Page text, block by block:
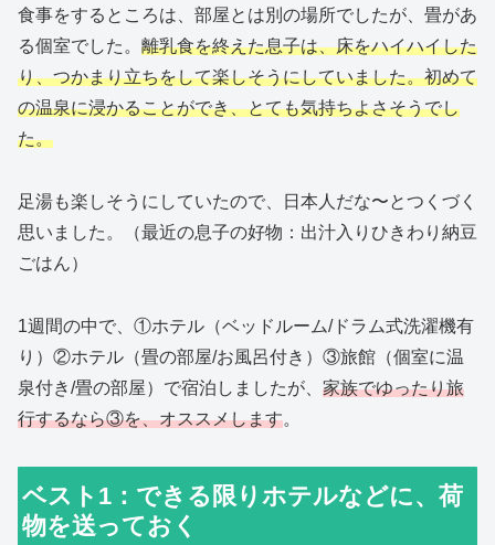
食事をするところは、部屋とは別の場所でしたが、畳があ
る個室でした。 離乳食を終えた息子は、床をハイハイした
り、つかまり立ちをして楽しそうにしていました。初めて
の温泉に浸かることができ、とても気持ちよさそうでし
た。
足湯も楽しそうにしていたので、日本人だな〜とつくづく
思いました。（最近の息子の好物：出汁入りひきわり納豆
ごはん）
1週間の中で、①ホテル（ベッドルーム/ドラム式洗濯機有
り）②ホテル（畳の部屋/お風呂付き）③旅館（個室に温
泉付き/畳の部屋）で宿泊しましたが、 家族でゆったり旅
行するなら③を、オススメします。
ベスト1：できる限りホテルなどに、荷
物を送っておく